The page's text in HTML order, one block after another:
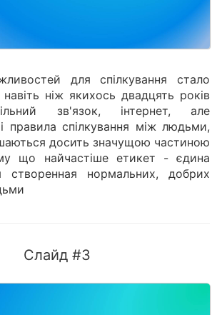
для спілкування стало
ніж якихось двадцять років
зв'язок, інтернет, але
правила спілкування між людьми,
досить значущою частиною
що найчастіше етикет - єдина
створенная нормальних, добрих
Слайд #3